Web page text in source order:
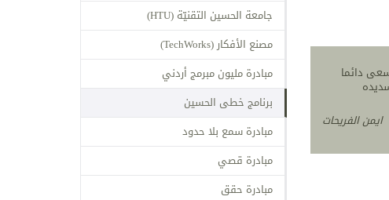
مبادرة ثمينة ومهمة لانها تتعلق بأرواح لاعبينا وشبابنا
ودور المعالج الرياضي المؤهل
دائما
ايمن الفريحات
جامعة الحسين التقنيّة (HTU)
مصنع الأفكار (TechWorks)
مبادرة مليون مبرمج أردني
برنامج خطى الحسين
مبادرة سمع بلا حدود
مبادرة قصي
مبادرة حقق